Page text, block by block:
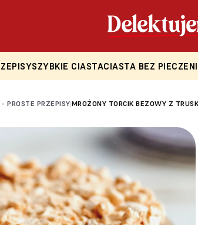
SZYBKIE CIASTACIASTA BEZ
PROSTE PRZEPISY|MROŻONY TORCIK BEZOWY Z